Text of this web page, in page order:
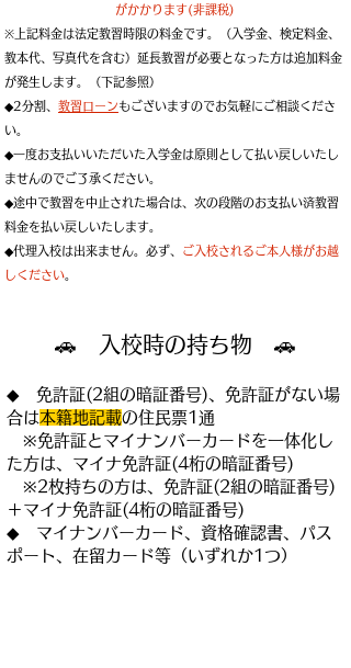
がかかります(非課税)
※上記料金は法定教習時限の料金です。（入学金、検定料金、
教本代、写真代を含む）延長教習が必要となった方は追加料金
が発生します。（下記参照）
◆2分割、 教習ローンもございますのでお気軽にご相談くださ
い。
◆一度お支払いいただいた入学金は原則として払い戻しいたし
ませんのでご了承ください。
◆途中で教習を中止された場合は、次の段階のお支払い済教習
料金を払い戻しいたします。
◆代理入校は出来ません。必ず、 ご入校されるご本人様がお越
しください
🚗 入校時の持ち物 🚗
◆ 免許証(2組の暗証番号)、免許証がない場
合は本籍地記載の住民票1通
※免許証とマイナンバーカードを一体化し
た方は、マイナ免許証(4桁の暗証番号)
※2枚持ちの方は、免許証(2組の暗証番号)
＋マイナ免許証(4桁の暗証番号)
◆ マイナンバーカード、資格確認書、パス
ポート、在留カード等（いずれか1つ）